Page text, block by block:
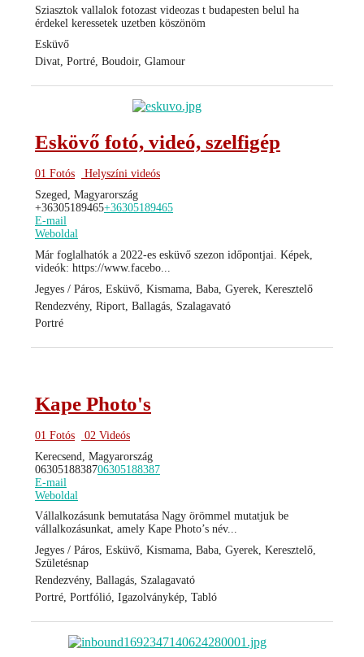
Sziasztok vallalok fotozast videozas t budapesten belul ha
érdekel keressetek uzetben köszönöm
Esküvő
Divat, Portré, Boudoir, Glamour
Eskövő fotó, videó, szelfigép
01 Fotós
Helyszíni videós
Szeged, Magyarország
+36305189465+36305189465
E-mail
Weboldal
Már foglalhatók a 2022-es esküvő szezon időpontjai. Képek,
videók: https://www.facebo...
Jegyes / Páros, Esküvő, Kismama, Baba, Gyerek, Keresztelő
Rendezvény, Riport, Ballagás, Szalagavató
Portré
Kape Photo's
01 Fotós
02 Videós
Kerecsend, Magyarország
0630518838706305188387
E-mail
Weboldal
Vállalkozásunk bemutatása Nagy örömmel mutatjuk be
vállalkozásunkat, amely Kape Photo’s név...
Jegyes / Páros, Esküvő, Kismama, Baba, Gyerek, Keresztelő,
Születésnap
Rendezvény, Ballagás, Szalagavató
Portré, Portfólió, Igazolványkép, Tabló